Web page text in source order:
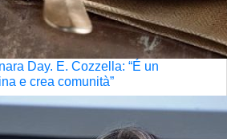
Day. E. Cozzella: “É un
e crea comunità”